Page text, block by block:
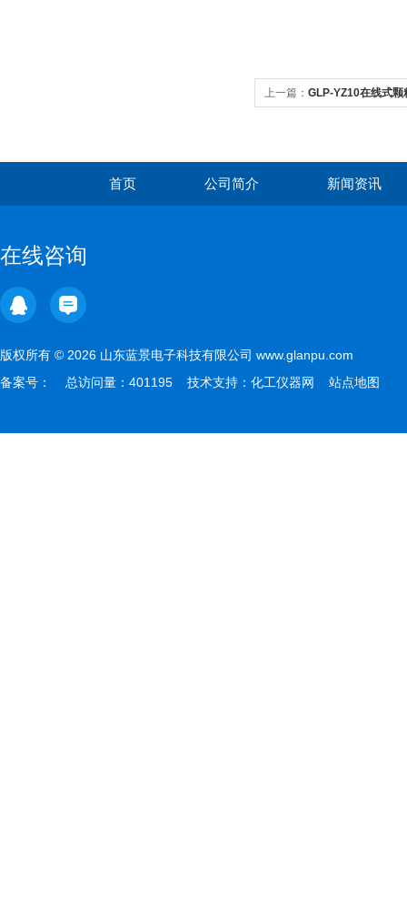
上一篇： GLP-YZ10在线式颗
首页 公司简介 新闻资讯
在线咨询
版权所有 © 2026 山东蓝景电子科技有限公司 www.glanpu.com
备案号：
总访问量：401195 技术支持： 化工仪器网 站点地图